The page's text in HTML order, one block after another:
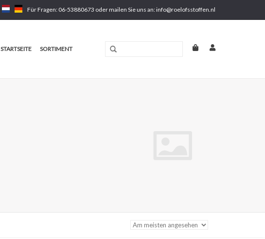
Für Fragen: 06-53880673 oder mailen Sie uns an:info@roelofsstoffen.nl
STARTSEITE SORTIMENT